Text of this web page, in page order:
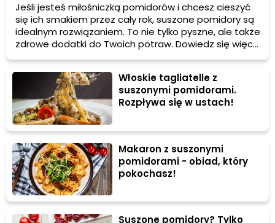
Jeśli jesteś miłośniczką pomidorów i chcesz cieszyć
się ich smakiem przez cały rok, suszone pomidory są
idealnym rozwiązaniem. To nie tylko pyszne, ale także
zdrowe dodatki do Twoich potraw. Dowiedz się więcej
o właściwościach suszonych pomidorów i jak możesz
je wykorzystać w kuchni.
Włoskie tagliatelle z
suszonymi pomidorami.
Rozpływa się w ustach!
Makaron z suszonymi
pomidorami - obiad, który
pokochasz!
Suszone pomidory? Tylko